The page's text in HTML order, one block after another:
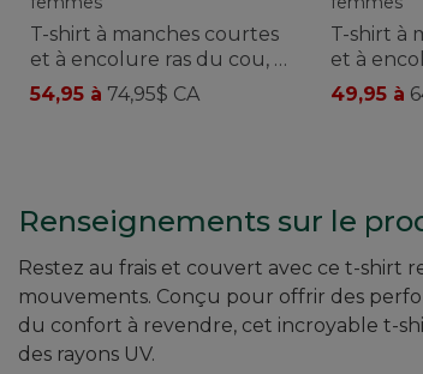
T-shirt à manches courtes
et à encolure ras du cou, à
rayures, collection
Mountainside, pour
54,95 à 74,95$ CA
T-shirt à
et à
pour
49,95 à
Renseignements sur le
Restez au frais et couvert avec ce t-shirt
mouvements. Conçu pour offrir des
du confort à revendre, cet incroyable t-
des rayons UV.